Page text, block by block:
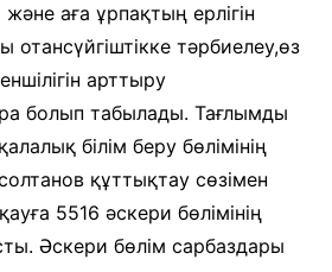
аға ұрпақтың ерлігін
отансүйгіштікке тәрбиелеу,өз
арттыру
болып табылады. Тағлымды
білім беру бөлімінің
құттықтау сөзімен
5516 әскери бөлімінің
Әскери бөлім сарбаздары